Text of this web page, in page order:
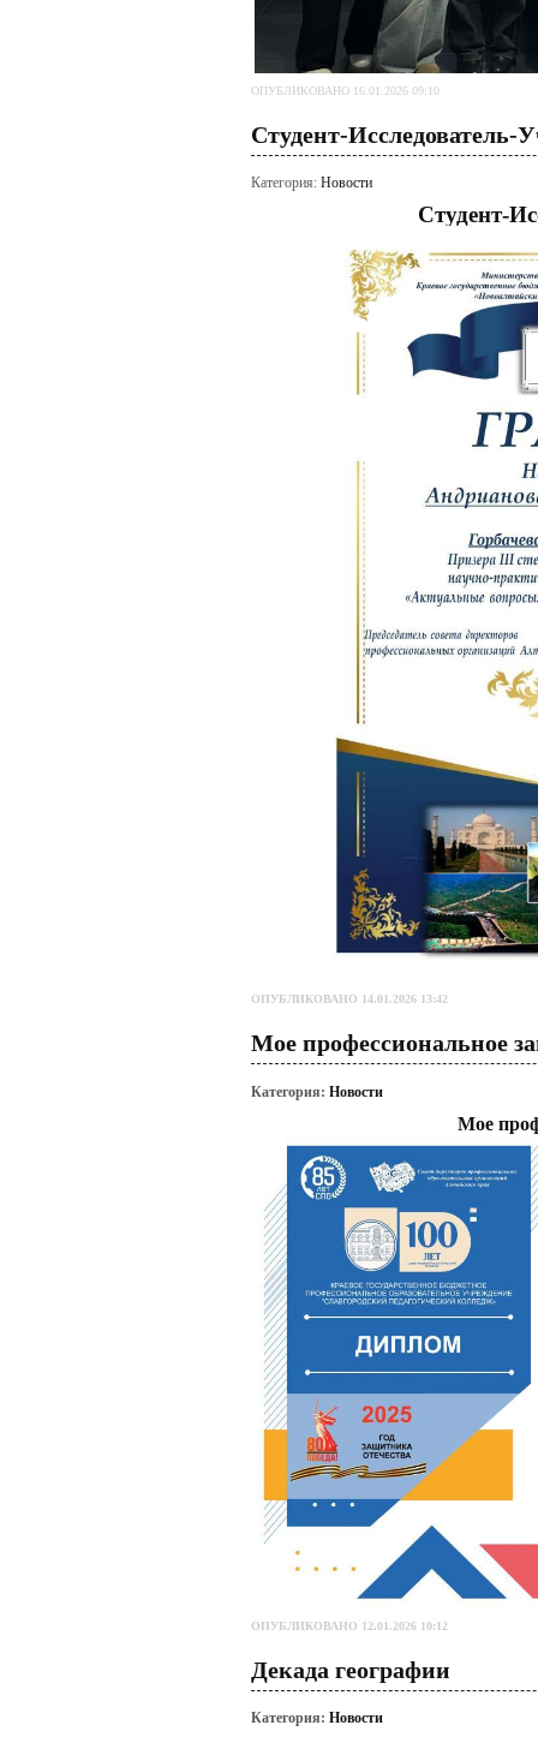
ОПУБЛИКОВАНО 16.01.2026 09:10
Студент-Исследователь-
Категория: Новости
Студент-
ОПУБЛИКОВАНО 14.01.2026 13:42
Мое профессиональное
Категория: Новости
Мое
ОПУБЛИКОВАНО 12.01.2026 10:12
Декада географии
Категория: Новости